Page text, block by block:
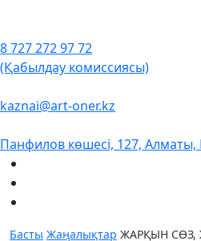
8 727 272 97 72
(Қабылдау комиссиясы)
kaznai@art-oner.kz
Панфилов көшесі, 127, Алматы,
Басты Жаңалықтар ЖАРҚЫН СӨЗ,